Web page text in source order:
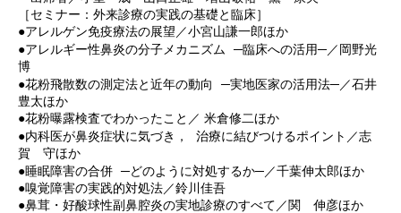
［セミナー：外来診療の実践の基礎と臨床］
●アレルゲン免疫療法の展望／小宮山謙一郎ほか
●アレルギー性鼻炎の分子メカニズム ─臨床への活用─／岡野光
博
●花粉飛散数の測定法と近年の動向 ─実地医家の活用法─／石井
豊太ほか
●花粉曝露検査でわかったこと／ 米倉修二ほか
●内科医が鼻炎症状に気づき， 治療に結びつけるポイント／志
賀 守ほか
●睡眠障害の合併 ─どのように対処するか─／千葉伸太郎ほか
●嗅覚障害の実践的対処法／鈴川佳吾
●鼻茸・好酸球性副鼻腔炎の実地診療のすべて／関 伸彦ほか